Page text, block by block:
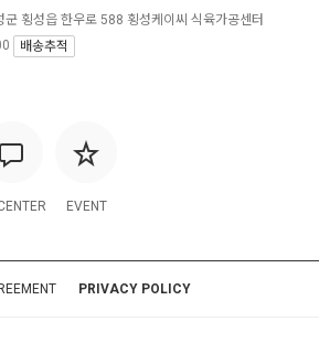
EVENT
횡성읍 한우로 588 횡성케이씨 식육가공센터
배송추적
PRIVACY POLICY